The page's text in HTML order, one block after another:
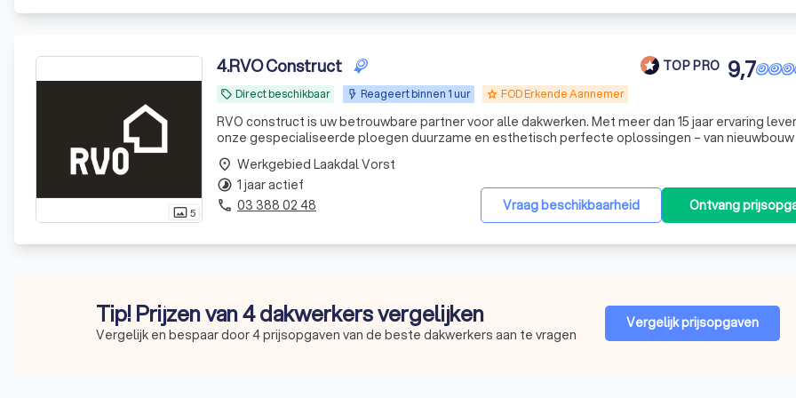
photo_size_select_actual5
4.RVO Construct TOP PRO
local_offer Direct beschikbaar Reageert binnen 1 uur grade FOD Erkende Aannemer
9,7
RVO construct is uw betrouwbare partner voor alle dakwerken. Met meer dan 15 jaar ervaring
onze gespecialiseerde ploegen duurzame en esthetisch perfecte oplossingen – van
renovatie. Wij combineren vakmanschap met hoogwaardige materialen en zorgen voor een
waar u jaren
Vraag beschikbaarheid
Ontvang
place Werkgebied Laakdal Vorst
timelapse 1 jaar actief
phone 03 388 02 48
Tip! Prijzen van 4 dakwerkers vergelijken
Vergelijk en bespaar door 4 prijsopgaven van de beste dakwerkers aan te vragen
Vergelijk prijsopgaven